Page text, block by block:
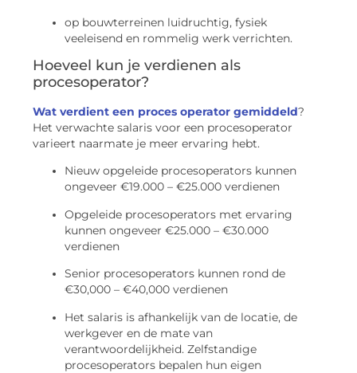
op bouwterreinen luidruchtig, fysiek
veeleisend en rommelig werk verrichten.
Hoeveel kun je verdienen als
procesoperator?
Wat verdient een proces operator gemiddeld?
Het verwachte salaris voor een procesoperator
varieert naarmate je meer ervaring hebt.
Nieuw opgeleide procesoperators kunnen
ongeveer €19.000 – €25.000 verdienen
Opgeleide procesoperators met ervaring
kunnen ongeveer €25.000 – €30.000
verdienen
Senior procesoperators kunnen rond de
€30,000 – €40,000 verdienen
Het salaris is afhankelijk van de locatie, de
werkgever en de mate van
verantwoordelijkheid. Zelfstandige
procesoperators bepalen hun eigen